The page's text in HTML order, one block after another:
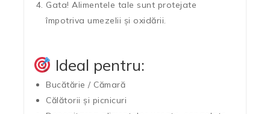
Gata! Alimentele tale sunt protejate
împotriva umezelii și oxidării.
Ideal pentru:
Bucătărie / Cămară
Călătorii și picnicuri